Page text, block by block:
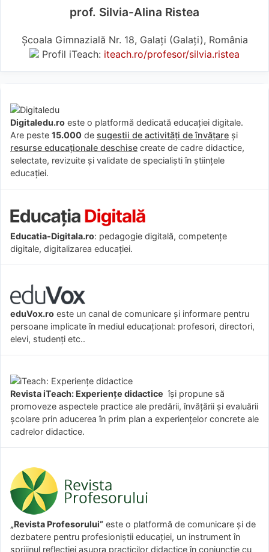
prof. Silvia-Alina Ristea
Școala Gimnazială Nr. 18, Galați (Galaţi), România
Profil iTeach: iteach.ro/profesor/silvia.ristea
Digitaledu.ro este o platformă dedicată educației digitale.
Are peste 15.000 de sugestii de activități de învățare și
resurse educaționale deschise create de cadre didactice,
selectate, revizuite și validate de specialiști în științele
educației.
Educatia-Digitala.ro: pedagogie digitală, competențe
digitale, digitalizarea educației.
eduVox.ro este un canal de comunicare și informare pentru
persoane implicate în mediul educațional: profesori, directori,
elevi, studenți etc..
Revista iTeach: Experienţe didactice îşi propune să
promoveze aspectele practice ale predării, învăţării şi evaluării
şcolare prin aducerea în prim plan a experienţelor concrete ale
cadrelor didactice.
„Revista Profesorului” este o platformă de comunicare și de
dezbatere pentru profesioniștii educației, un instrument în
sprijinul reflecției asupra practicilor didactice în conjuncție cu